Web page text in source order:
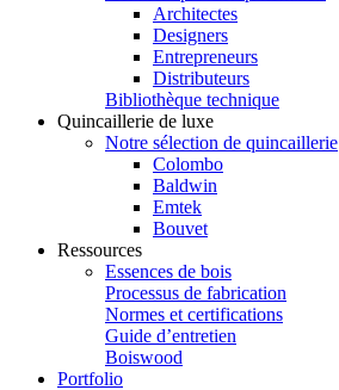
Architectes
Designers
Entrepreneurs
Distributeurs
Bibliothèque technique
Quincaillerie de luxe
Notre sélection de quincaillerie
Colombo
Baldwin
Emtek
Bouvet
Ressources
Essences de bois
Processus de fabrication
Normes et certifications
Guide d’entretien
Boiswood
Portfolio